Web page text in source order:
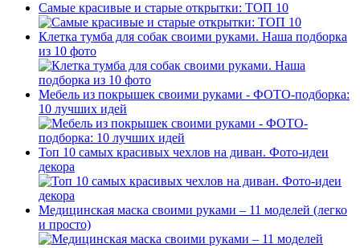
Самые красивые и старые открытки: ТОП 10
Клетка тумба для собак своими руками. Наша подборка
из 10 фото
Мебель из покрышек своими руками - ФОТО-подборка:
10 лучших идей
Топ 10 самых красивых чехлов на диван. Фото-идеи
декора
Медицинская маска своими руками – 11 моделей (легко
и просто)